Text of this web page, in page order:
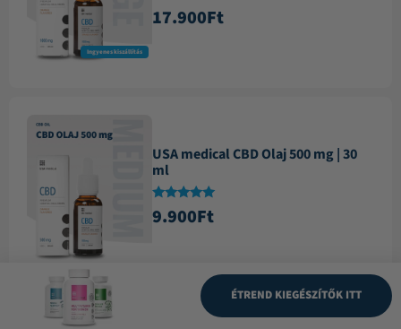
Ingyenes kiszállítás
Értékelés:
4.87
17.900Ft
USA medical CBD Olaj 500 mg | 30
ml
Értékelés:
4.84
9.900Ft
ÉTREND KIEGÉSZÍTŐK ITT